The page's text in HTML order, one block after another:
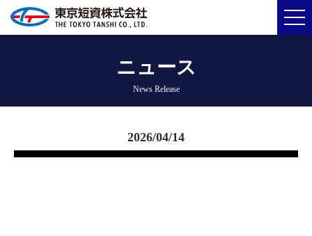
ニュース
News Release
2026/04/14